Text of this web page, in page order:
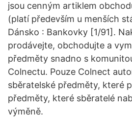
jsou cenným artiklem
(platí především u menších
Dánsko : Bankovky [1/91].
prodávejte, obchodujte a
předměty snadno s
Colnectu. Pouze Colnect
sběratelské předměty, které
předměty, které sběratelé
výměně.